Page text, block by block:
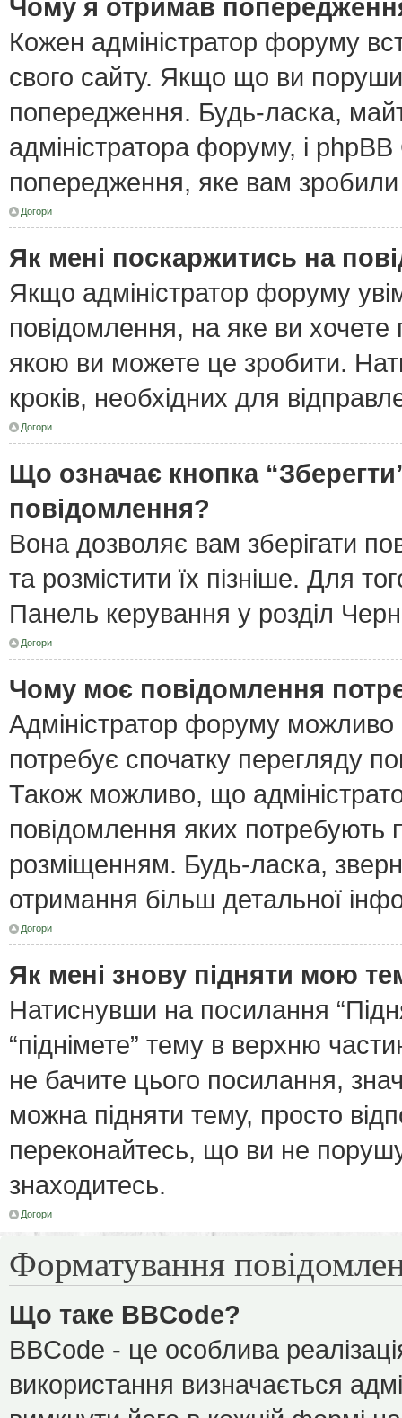
Чому я отримав
Кожен адміністратор форуму
свого сайту. Якщо що ви
попередження. Будь-ласка,
адміністратора форуму, і
попередження, яке вам
Догори
Як мені поскаржитись на
Якщо адміністратор форуму
повідомлення, на яке ви хочете
якою ви можете це зробити.
кроків, необхідних для
Догори
Що означає кнопка
повідомлення?
Вона дозволяє вам зберігати
та розмістити їх пізніше. Для
Панель керування у розділ
Догори
Чому моє повідомлення
Адміністратор форуму
потребує спочатку перегляду
Також можливо, що
повідомлення яких потребують
розміщенням. Будь-ласка,
отримання більш детальної
Догори
Як мені знову підняти мою
Натиснувши на посилання
“піднімете” тему в верхню
не бачите цього посилання,
можна підняти тему, просто
переконайтесь, що ви не
знаходитесь.
Догори
Форматування
Що таке BBCode?
BBCode - це особлива
використання визначається